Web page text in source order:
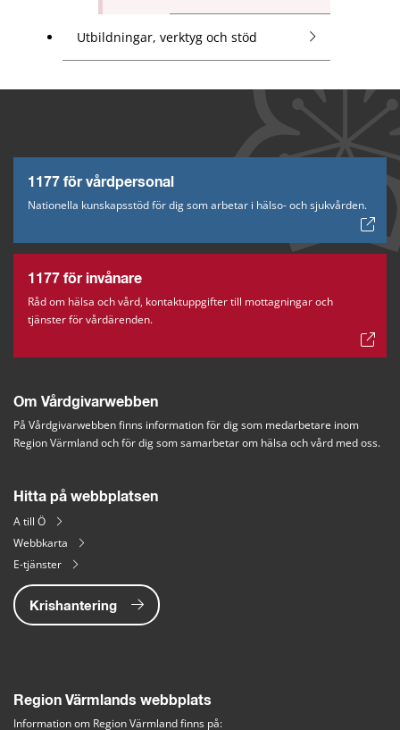
Utbildningar, verktyg och stöd
1177 för vårdpersonal
Nationella kunskapsstöd för dig som arbetar i hälso- och sjukvården.
1177 för invånare
Råd om hälsa och vård, kontaktuppgifter till mottagningar och
tjänster för vårdärenden.
Om Vårdgivarwebben
På Vårdgivarwebben finns information för dig som medarbetare inom
Region Värmland och för dig som samarbetar om hälsa och vård med oss.
Hitta på webbplatsen
A till Ö
Webbkarta
E-tjänster
Krishantering
Region Värmlands webbplats
Information om Region Värmland finns på: